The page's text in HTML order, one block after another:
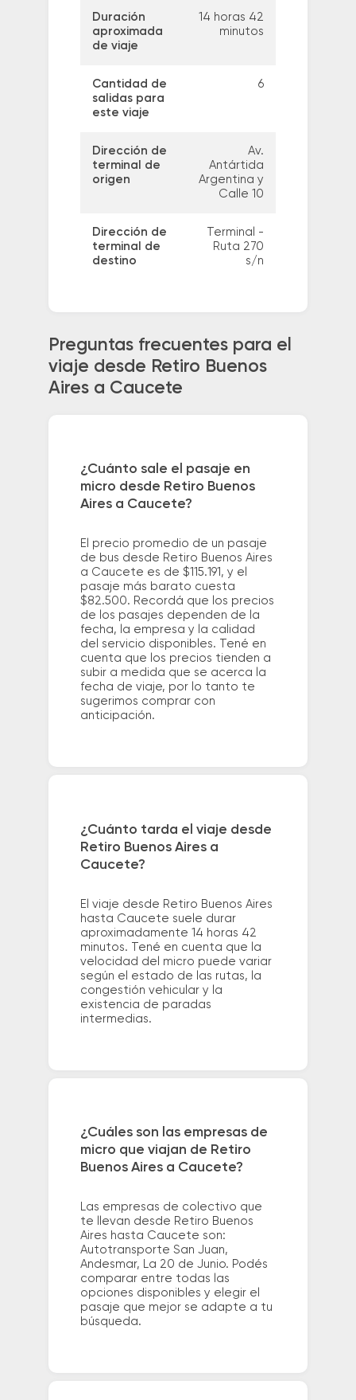
Duración
aproximada
de viaje
14 horas 42
minutos
Cantidad de
salidas para
este viaje
6
Dirección de
terminal de
origen
Av.
Antártida
Argentina y
Calle 10
Dirección de
terminal de
destino
Terminal -
Ruta 270
s/n
Preguntas frecuentes para el
viaje desde Retiro Buenos
Aires a Caucete
¿Cuánto sale el pasaje en
micro desde Retiro Buenos
Aires a Caucete?
El precio promedio de un pasaje
de bus desde Retiro Buenos Aires
a Caucete es de $115.191, y el
pasaje más barato cuesta
$82.500. Recordá que los precios
de los pasajes dependen de la
fecha, la empresa y la calidad
del servicio disponibles. Tené en
cuenta que los precios tienden a
subir a medida que se acerca la
fecha de viaje, por lo tanto te
sugerimos comprar con
anticipación.
¿Cuánto tarda el viaje desde
Retiro Buenos Aires a
Caucete?
El viaje desde Retiro Buenos Aires
hasta Caucete suele durar
aproximadamente 14 horas 42
minutos. Tené en cuenta que la
velocidad del micro puede variar
según el estado de las rutas, la
congestión vehicular y la
existencia de paradas
intermedias.
¿Cuáles son las empresas de
micro que viajan de Retiro
Buenos Aires a Caucete?
Las empresas de colectivo que
te llevan desde Retiro Buenos
Aires hasta Caucete son:
Autotransporte San Juan,
Andesmar, La 20 de Junio. Podés
comparar entre todas las
opciones disponibles y elegir el
pasaje que mejor se adapte a tu
búsqueda.